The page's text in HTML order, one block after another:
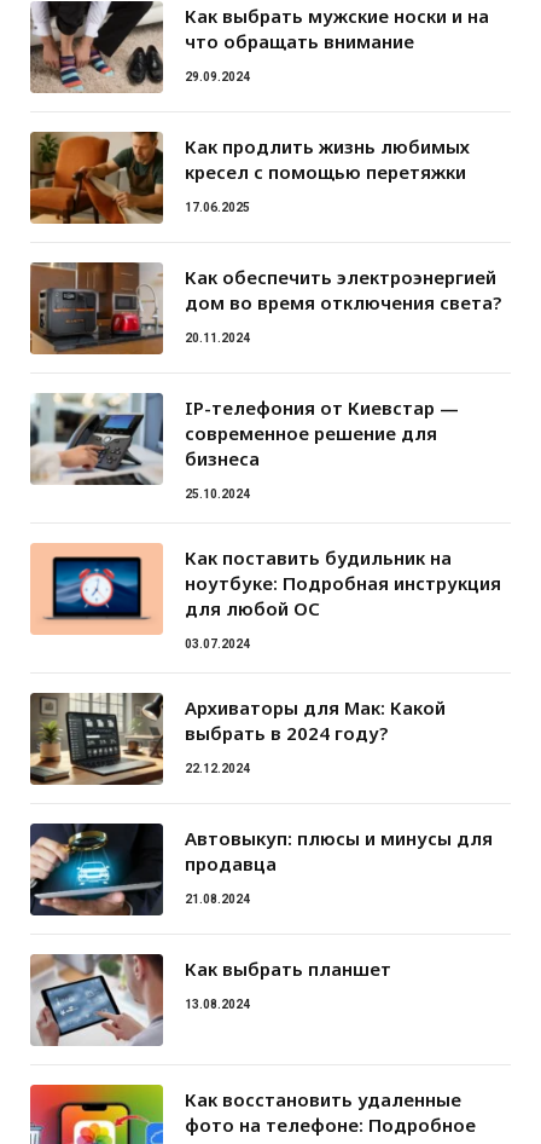
Как выбрать мужские носки и на
что обращать внимание
29.09.2024
Как продлить жизнь любимых
кресел с помощью перетяжки
17.06.2025
Как обеспечить электроэнергией
дом во время отключения света?
20.11.2024
IP-телефония от Киевстар —
современное решение для
бизнеса
25.10.2024
Как поставить будильник на
ноутбуке: Подробная инструкция
для любой ОС
03.07.2024
Архиваторы для Мак: Какой
выбрать в 2024 году?
22.12.2024
Автовыкуп: плюсы и минусы для
продавца
21.08.2024
Как выбрать планшет
13.08.2024
Как восстановить удаленные
фото на телефоне: Подробное